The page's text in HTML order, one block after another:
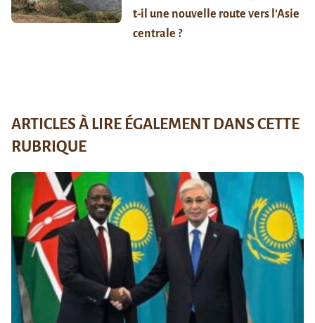
t-il une nouvelle route vers l’Asie
centrale ?
ARTICLES À LIRE ÉGALEMENT DANS CETTE
RUBRIQUE